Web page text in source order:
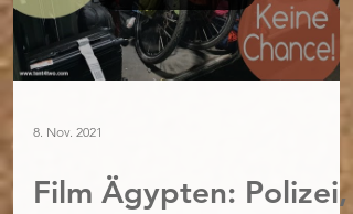
8. Nov. 2021
Film Ägypten: Polizei,